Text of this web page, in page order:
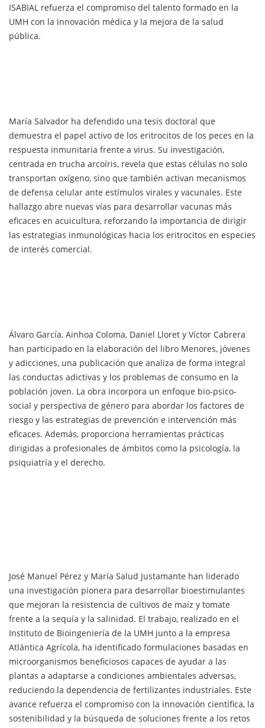
ISABIAL refuerza el compromiso del talento formado en la
UMH con la innovación médica y la mejora de la salud
pública.
María Salvador ha defendido una tesis doctoral que
demuestra el papel activo de los eritrocitos de los peces en la
respuesta inmunitaria frente a virus. Su investigación,
centrada en trucha arcoíris, revela que estas células no solo
transportan oxígeno, sino que también activan mecanismos
de defensa celular ante estímulos virales y vacunales. Este
hallazgo abre nuevas vías para desarrollar vacunas más
eficaces en acuicultura, reforzando la importancia de dirigir
las estrategias inmunológicas hacia los eritrocitos en especies
de interés comercial.
Álvaro García, Ainhoa Coloma, Daniel Lloret y Víctor Cabrera
han participado en la elaboración del libro Menores, jóvenes
y adicciones, una publicación que analiza de forma integral
las conductas adictivas y los problemas de consumo en la
población joven. La obra incorpora un enfoque bio-psico-
social y perspectiva de género para abordar los factores de
riesgo y las estrategias de prevención e intervención más
eficaces. Además, proporciona herramientas prácticas
dirigidas a profesionales de ámbitos como la psicología, la
psiquiatría y el derecho.
José Manuel Pérez y María Salud Justamante han liderado
una investigación pionera para desarrollar bioestimulantes
que mejoran la resistencia de cultivos de maíz y tomate
frente a la sequía y la salinidad. El trabajo, realizado en el
Instituto de Bioingeniería de la UMH junto a la empresa
Atlántica Agrícola, ha identificado formulaciones basadas en
microorganismos beneficiosos capaces de ayudar a las
plantas a adaptarse a condiciones ambientales adversas,
reduciendo la dependencia de fertilizantes industriales. Este
avance refuerza el compromiso con la innovación científica, la
sostenibilidad y la búsqueda de soluciones frente a los retos